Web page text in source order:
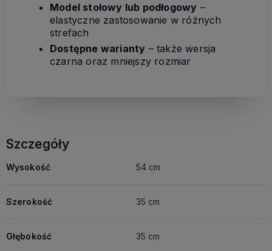
Model stołowy lub podłogowy –
elastyczne zastosowanie w różnych
strefach
Dostępne warianty – także wersja
czarna oraz mniejszy rozmiar
Szczegóły
Wysokość 54 cm
Szerokość 35 cm
Głębokość 35 cm